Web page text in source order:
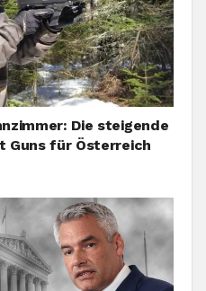
Die steigende
Guns für Österreich